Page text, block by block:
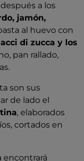
a los
jamón,
al huevo con
di zucca y los
pan rallado,
son sus
de lado el
, elaborados
cortados en
encontrará